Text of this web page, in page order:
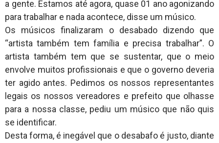
a gente. Estamos até agora, quase 01 ano agonizando
para trabalhar e nada acontece, disse um músico.
Os músicos finalizaram o desabado dizendo que
“artista também tem família e precisa trabalhar”. O
artista também tem que se sustentar, que o meio
envolve muitos profissionais e que o governo deveria
ter agido antes. Pedimos os nossos representantes
legais os nossos vereadores e prefeito que olhasse
para a nossa classe, pediu um músico que não quis
se identificar.
Desta forma, é inegável que o desabafo é justo, diante